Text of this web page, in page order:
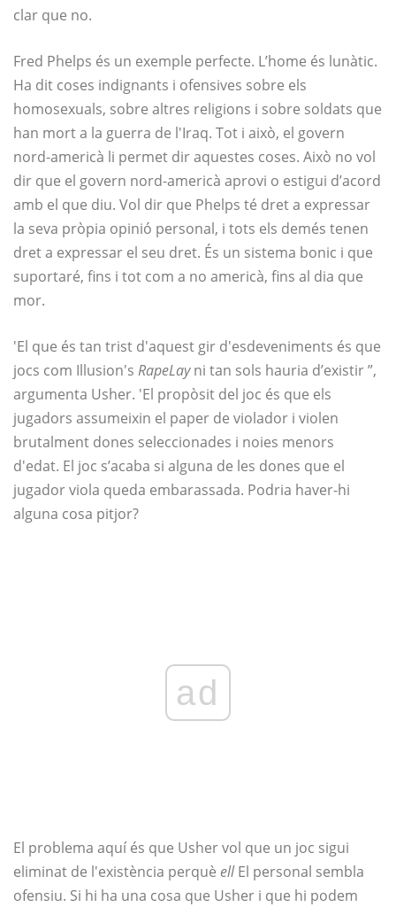
clar que no.
Fred Phelps és un exemple perfecte. L’home és lunàtic.
Ha dit coses indignants i ofensives sobre els
homosexuals, sobre altres religions i sobre soldats que
han mort a la guerra de l'Iraq. Tot i això, el govern
nord-americà li permet dir aquestes coses. Això no vol
dir que el govern nord-americà aprovi o estigui d’acord
amb el que diu. Vol dir que Phelps té dret a expressar
la seva pròpia opinió personal, i tots els demés tenen
dret a expressar el seu dret. És un sistema bonic i que
suportaré, fins i tot com a no americà, fins al dia que
mor.
'El que és tan trist d'aquest gir d'esdeveniments és que
jocs com Illusion's RapeLayni tan sols hauria d’existir ”,
argumenta Usher. 'El propòsit del joc és que els
jugadors assumeixin el paper de violador i violen
brutalment dones seleccionades i noies menors
d'edat. El joc s’acaba si alguna de les dones que el
jugador viola queda embarassada. Podria haver-hi
alguna cosa pitjor?
ad
El problema aquí és que Usher vol que un joc sigui
eliminat de l'existència perquè ellEl personal sembla
ofensiu. Si hi ha una cosa que Usher i que hi podem